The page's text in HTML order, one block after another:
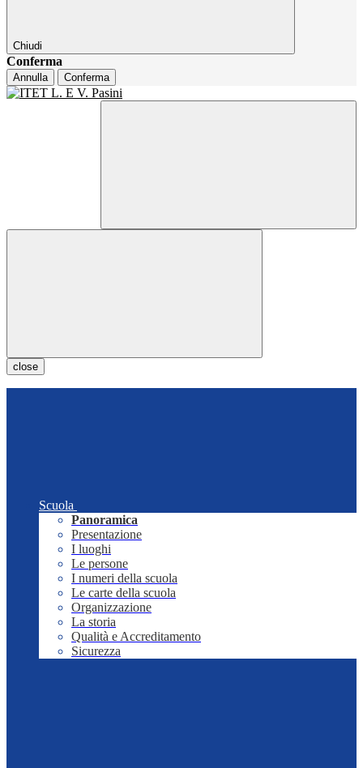
Chiudi
Conferma
Annulla Conferma
close
Scuola
Panoramica
Presentazione
I luoghi
Le persone
I numeri della scuola
Le carte della scuola
Organizzazione
La storia
Qualità e Accreditamento
Sicurezza